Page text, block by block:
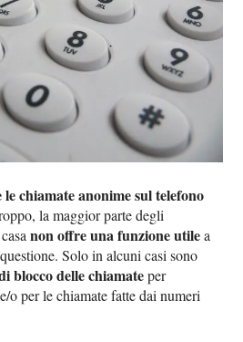
le chiamate anonime sul telefono
la maggior parte degli
non offre una funzione utilea
Solo in alcuni casi sono
blocco delle chiamateper
o per le chiamate fatte dai numeri